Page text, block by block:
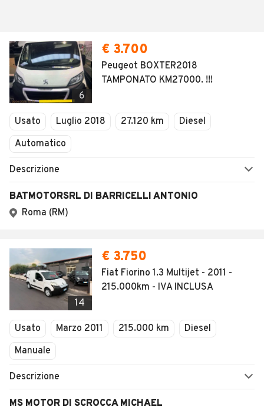
6
€ 3.700
Peugeot BOXTER2018
TAMPONATO KM27000. !!!
Usato Luglio 2018 27.120 km
Diesel
Automatico
Descrizione
BATMOTORSRL DI BARRICELLI ANTONIO
Roma (RM)
14
€ 3.750
Fiat Fiorino 1.3 Multijet - 2011 -
215.000km - IVA INCLUSA
Usato Marzo 2011 215.000 km
Diesel
Manuale
Descrizione
MS MOTOR DI SCROCCA MICHAEL